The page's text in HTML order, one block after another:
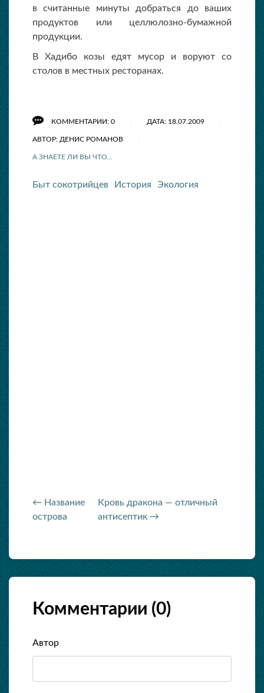
в считанные минуты добраться до ваших
продуктов или целлюлозно-бумажной
продукции.
В Хадибо козы едят мусор и воруют со
столов в местных ресторанах.
КОММЕНТАРИИ: 0 ДАТА: 18.07.2009
АВТОР: ДЕНИС РОМАНОВ
А ЗНАЕТЕ ЛИ ВЫ ЧТО...
Быт сокотрийцев История Экология
← Название
острова
Кровь дракона — отличный
антисептик →
Комментарии (0)
Автор